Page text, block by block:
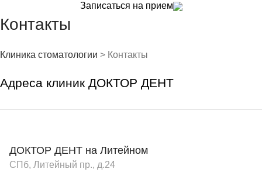
Записаться на прием
Контакты
Клиника стоматологии > Контакты
Адреса клиник ДОКТОР ДЕНТ
ДОКТОР ДЕНТ на Литейном
СПб, Литейный пр., д.24